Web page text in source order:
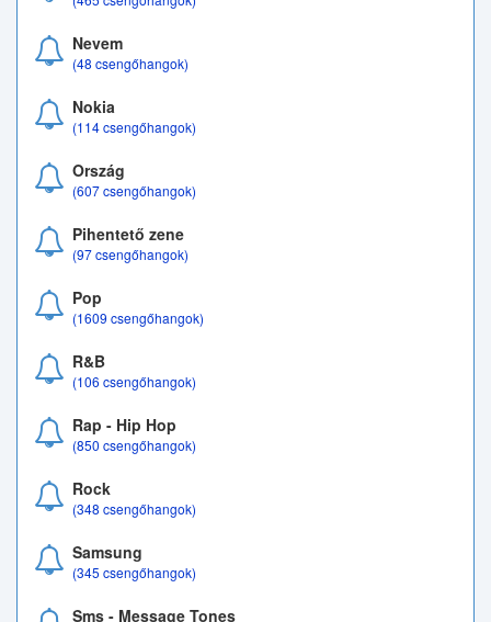
Nevem
(48 csengőhangok)
Nokia
(114 csengőhangok)
Ország
(607 csengőhangok)
Pihentető zene
(97 csengőhangok)
Pop
(1609 csengőhangok)
R&B
(106 csengőhangok)
Rap - Hip Hop
(850 csengőhangok)
Rock
(348 csengőhangok)
Samsung
(345 csengőhangok)
Sms - Message Tones